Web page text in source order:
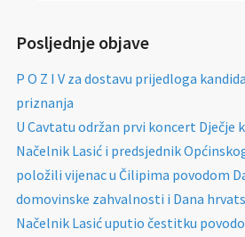
Posljednje objave
P O Z I V za dostavu prijedloga
priznanja
U Cavtatu održan prvi koncert Dječje
Načelnik Lasić i predsjednik
položili vijenac u Čilipima povodom
domovinske zahvalnosti i Dana
Načelnik Lasić uputio čestitku